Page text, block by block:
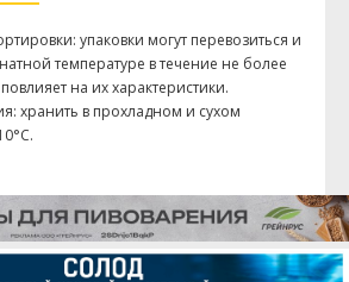
упаковки могут перевозиться и
температуре в течение не более
на их характеристики.
хранить в прохладном и сухом